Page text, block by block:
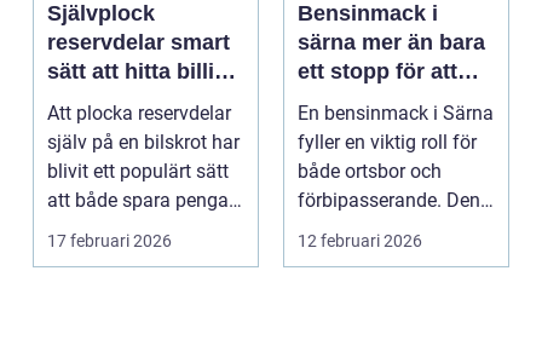
Självplock
reservdelar smart
sätt att hitta billiga
bildelar
Att plocka reservdelar
själv på en bilskrot har
blivit ett populärt sätt
att både spara pengar
och g...
17 februari 2026
Bensinmack i
särna mer än bara
ett stopp för att
tanka
En bensinmack i Särna
fyller en viktig roll för
både ortsbor och
förbipasserande. Den
fungerar som e...
12 februari 2026